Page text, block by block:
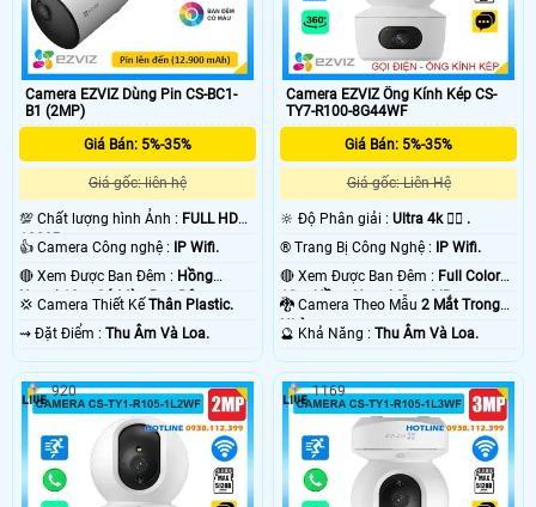
điều kiện thời tiết.
lên đến 120 ngày (5200 mAh) .
Camera EZVIZ Dùng Pin CS-BC1-
B1 (2MP)
Giá Bán: 5%-35%
Giá gốc: liên hệ
💯 Chất lượng hình Ảnh : FULL HD
1080P .
👍 Camera Công nghệ : IP Wifi.
🔴 Xem Được Ban Đêm : Hồng
Ngoại 10m Có Màu Ban Ðêm.
💢 Camera Thiết KếThân Plastic.
️⇝ Đặt Điểm : Thu Âm Và Loa.
Camera EZVIZ Ống Kính Kép CS-
TY7-R100-8G44WF
Giá Bán: 5%-35%
Giá gốc: Liên Hệ
🔆 Độ Phân giải :Ultra 4k 👍🏾 .
®️ Trang Bị Công Nghệ : IP Wifi.
🔴 Xem Được Ban Đêm : Full Color
10m Hồng Ngoại Smart IR.
🐉️ Camera Theo Mẫu2 Mắt Trong
Nhà.
️🔮 Khả Năng :Thu Âm Và Loa.
920 1169